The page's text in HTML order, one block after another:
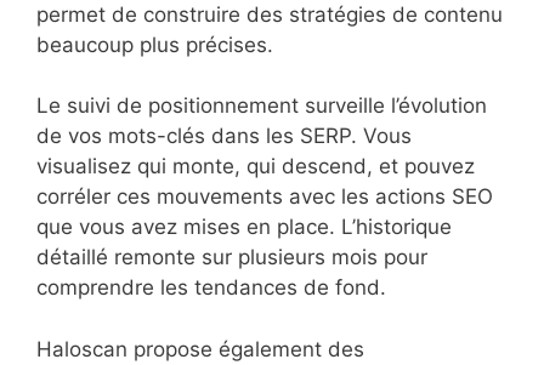
permet de construire des stratégies de contenu
beaucoup plus précises.
Le suivi de positionnement surveille l’évolution
de vos mots-clés dans les SERP. Vous
visualisez qui monte, qui descend, et pouvez
corréler ces mouvements avec les actions SEO
que vous avez mises en place. L’historique
détaillé remonte sur plusieurs mois pour
comprendre les tendances de fond.
Haloscan propose également des